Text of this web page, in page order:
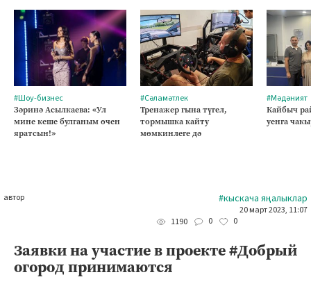
#Шоу-бизнес
Зәринә Асылкаева: «Ул
мине кеше булганым өчен
яратсын!»
#Сәламәтлек
Тренажер гына түгел,
тормышка кайту
мөмкинлеге дә
#Мәдәният
Кайбыч
уенга
автор #кыскача яңалыклар
20 март 2023, 11:07
1190
0 0
Заявки на участие в проекте #Добрый
огород принимаются